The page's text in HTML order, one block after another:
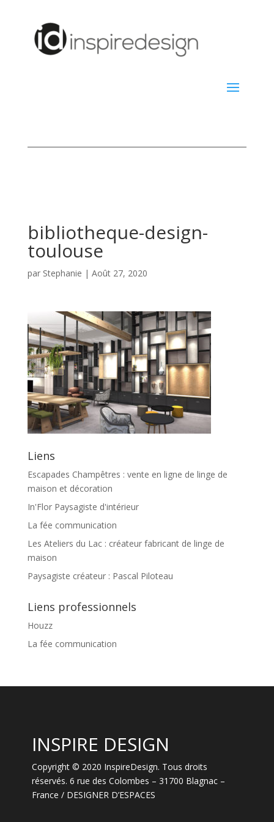
bibliotheque-design-
toulouse
par Stephanie | Août 27, 2020
Liens
Escapades Champêtres : vente en ligne de linge de
maison et décoration
In'Flor Paysagiste d'intérieur
La fée communication
Les Ateliers du Lac : créateur fabricant de linge de
maison
Paysagiste créateur : Pascal Piloteau
Liens professionnels
Houzz
La fée communication
INSPIRE DESIGN
Copyright © 2020 InspireDesign. Tous droits
réservés. 6 rue des Colombes – 31700 Blagnac –
France / DESIGNER D’ESPACES